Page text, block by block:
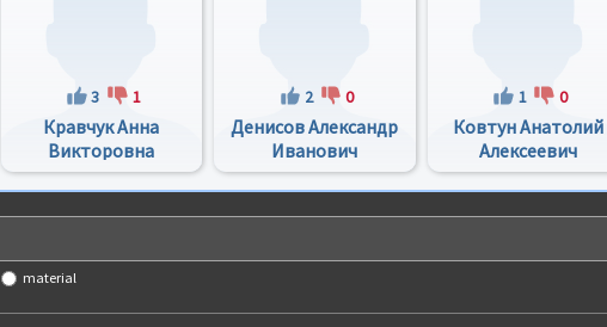
3 1
Кравчук Анна
Викторовна
2 0
Денисов Александр
Иванович
1 0
Ковтун Анатолий
Алексеевич
material